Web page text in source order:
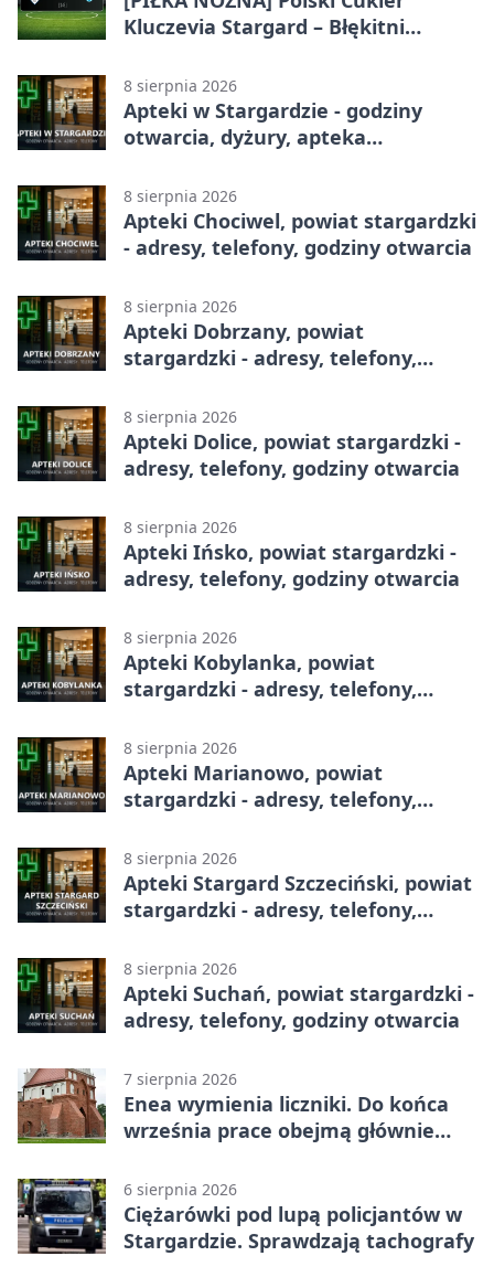
Kluczevia Stargard – Błękitni
Lidze Grupa 2 (Grupa II)
8 sierpnia 2026
Apteki w Stargardzie - godziny
otwarcia, dyżury, apteka
8 sierpnia 2026
Apteki Chociwel, powiat stargardzki
- adresy, telefony, godziny otwarcia
8 sierpnia 2026
Apteki Dobrzany, powiat
stargardzki - adresy, telefony,
8 sierpnia 2026
Apteki Dolice, powiat stargardzki -
adresy, telefony, godziny otwarcia
8 sierpnia 2026
Apteki Ińsko, powiat stargardzki -
adresy, telefony, godziny otwarcia
8 sierpnia 2026
Apteki Kobylanka, powiat
stargardzki - adresy, telefony,
8 sierpnia 2026
Apteki Marianowo, powiat
stargardzki - adresy, telefony,
8 sierpnia 2026
Apteki Stargard Szczeciński, powiat
stargardzki - adresy, telefony,
8 sierpnia 2026
Apteki Suchań, powiat stargardzki -
adresy, telefony, godziny otwarcia
7 sierpnia 2026
Enea wymienia liczniki. Do końca
września prace obejmą głównie
6 sierpnia 2026
Ciężarówki pod lupą policjantów w
Stargardzie. Sprawdzają tachografy